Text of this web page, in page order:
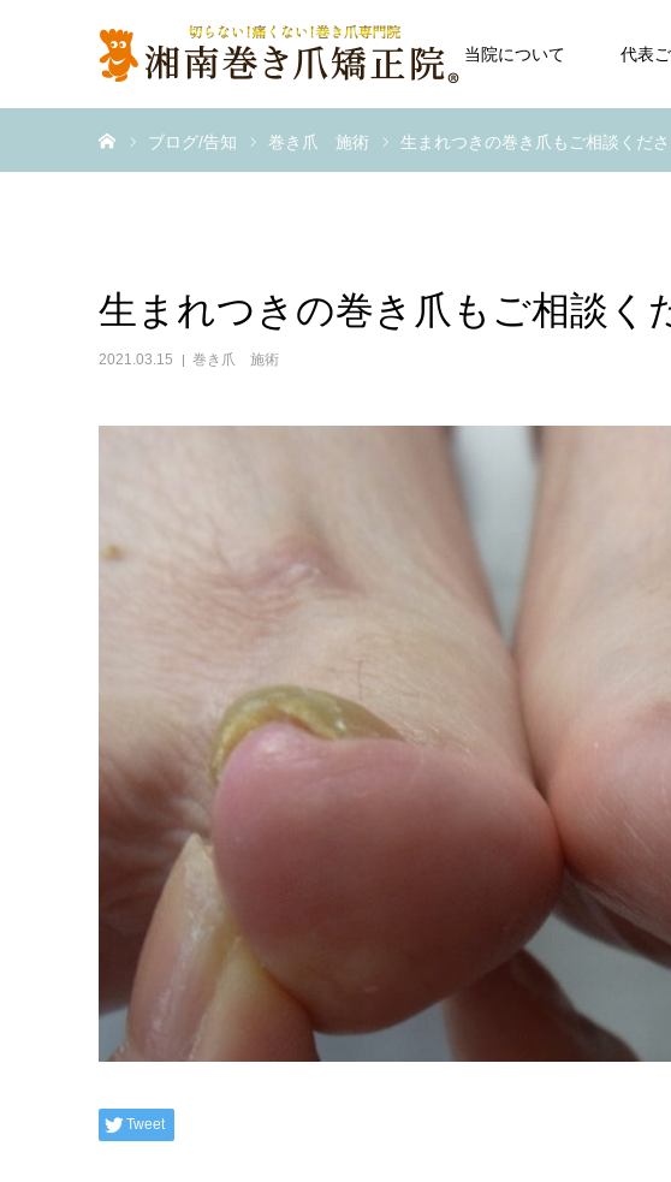
当院について 代表
ブログ/告知 巻き爪 施術 生まれつきの巻き爪もご相談くだ
生まれつきの巻き爪もご相談く
2021.03.15 巻き爪 施術
Tweet